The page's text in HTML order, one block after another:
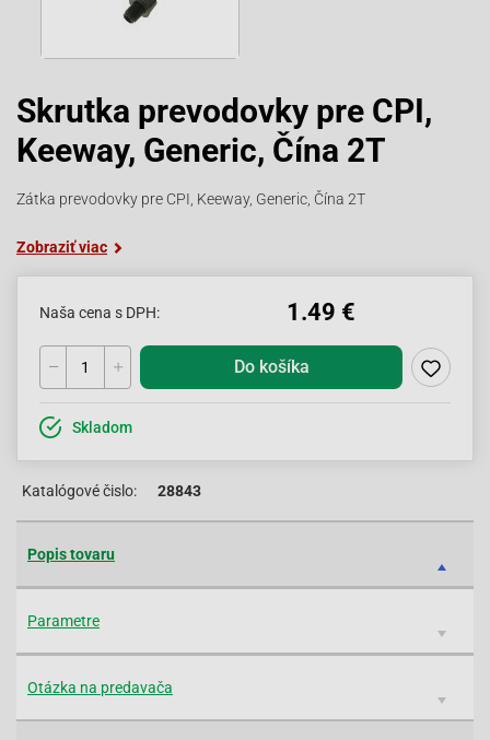
Skrutka prevodovky pre CPI,
Keeway, Generic, Čína 2T
Zátka prevodovky pre CPI, Keeway, Generic, Čína 2T
Zobraziť viac
Naša cena s DPH: 1.49 €
Do košíka
Skladom
Katalógové čislo: 28843
Popis tovaru
Parametre
Otázka na predavača